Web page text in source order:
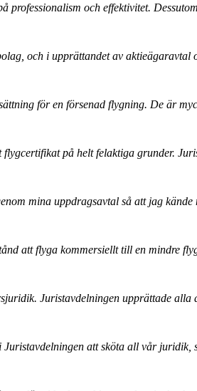
professionalism och effektivitet.
och i upprättandet av aktieägaravtal
för en försenad flygning. De är
flygcertifikat på helt felaktiga grunder.
mina uppdragsavtal så att jag kände
att flyga kommersiellt till en mindre
Juristavdelningen upprättade
att sköta all vår juridik,